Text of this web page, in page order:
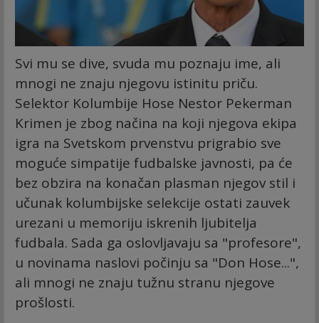
Svi mu se dive, svuda mu poznaju ime, ali
mnogi ne znaju njegovu istinitu priču.
Selektor Kolumbije Hose Nestor Pekerman
Krimen je zbog načina na koji njegova ekipa
igra na Svetskom prvenstvu prigrabio sve
moguće simpatije fudbalske javnosti, pa će
bez obzira na konačan plasman njegov stil i
učunak kolumbijske selekcije ostati zauvek
urezani u memoriju iskrenih ljubitelja
fudbala. Sada ga oslovljavaju sa "profesore",
u novinama naslovi počinju sa "Don Hose...",
ali mnogi ne znaju tužnu stranu njegove
prošlosti.